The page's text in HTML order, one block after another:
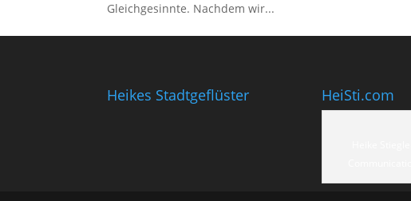
Gleichgesinnte. Nachdem wir...
Heikes Stadtgeflüster HeiSti.com